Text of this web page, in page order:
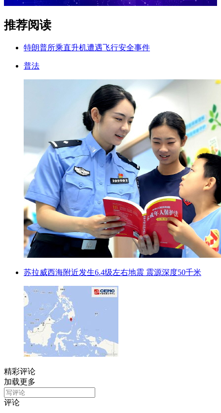
推荐阅读
特朗普所乘直升机遭遇飞行安全事件
普法
苏拉威西海附近发生6.4级左右地震 震源深度50千米
精彩评论
加载更多
评论